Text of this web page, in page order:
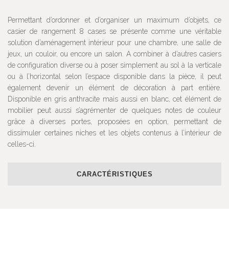
Permettant d’ordonner et d’organiser un maximum d’objets, ce
casier de rangement 8 cases se présente comme une véritable
solution d’aménagement intérieur pour une chambre, une salle de
jeux, un couloir, ou encore un salon. A combiner à d’autres casiers
de configuration diverse ou à poser simplement au sol à la verticale
ou à l’horizontal selon l’espace disponible dans la pièce, il peut
également devenir un élément de décoration à part entière.
Disponible en gris anthracite mais aussi en blanc, cet élément de
mobilier peut aussi s’agrémenter de quelques notes de couleur
grâce à diverses portes, proposées en option, permettant de
dissimuler certaines niches et les objets contenus à l’intérieur de
celles-ci.
CARACTÉRISTIQUES